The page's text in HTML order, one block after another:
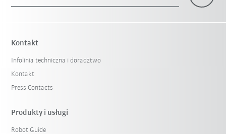
Kontakt
Infolinia techniczna i doradztwo
Kontakt
Press Contacts
Produkty i usługi
Robot Guide